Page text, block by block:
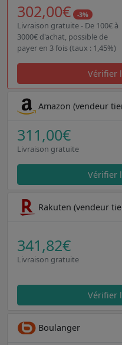
302,00€ -3%
Livraison gratuite - De 100€ à
3000€ d'achat, possible de
payer en 3 fois (taux : 1,45%)
Vérifier
Amazon (vendeur
311,00€
Livraison gratuite
Vérifier
Rakuten (vendeur
341,82€
Livraison gratuite
Vérifier
Boulanger